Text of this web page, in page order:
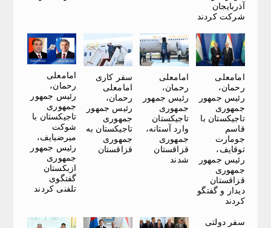
آذربایجان
شرکت کردند
امامعلی
رحمان،
رئیس جمهور
جمهوری
تاجیکستان با
قاسم
جومارت
توقایف،
رئیس جمهور
جمهوری
قزاقستان
دیدار و گفتگو
کردند
امامعلی
رحمان،
رئیس جمهور
جمهوری
تاجیکستان
وارد آستانه،
جمهوری
قزاقستان
شدند
سفر کاری
امامعلی
رحمان،
رئیس جمهور
جمهوری
تاجیکستان به
جمهوری
قزاقستان
امامعلی
رحمان،
رئیس جمهور
جمهوری
تاجیکستان با
شوکت
میرضیایف،
رئیس جمهور
جمهوری
ازبکستان
گفتگوی
تلفنی کردند
سفر دولتی